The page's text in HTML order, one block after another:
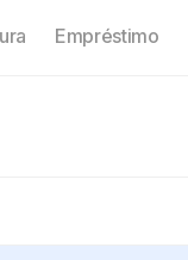
Empréstimo